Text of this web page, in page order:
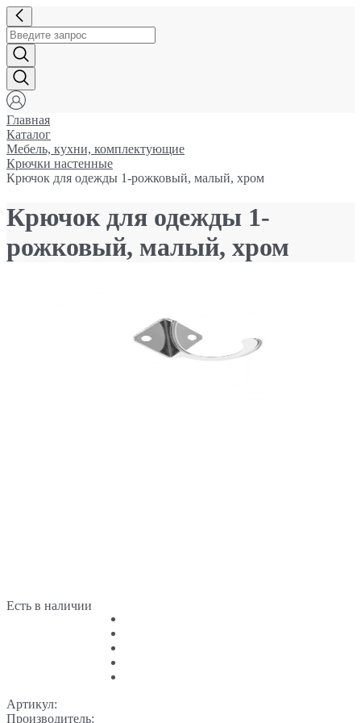
Главная
Каталог
Мебель, кухни, комплектующие
Крючки настенные
Крючок для одежды 1-рожковый, малый, хром
Крючок для одежды 1-
рожковый, малый, хром
Есть в наличии
Артикул:
Производитель: